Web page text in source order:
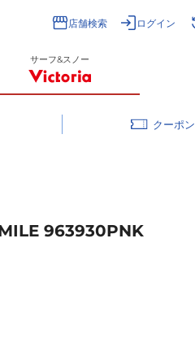
店舗検索 ログイン
サーフ&スノー
クーポン
963930PNK